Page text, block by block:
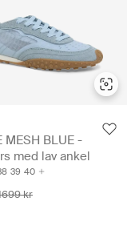
MESH BLUE -
med lav ankel
39 40
kr